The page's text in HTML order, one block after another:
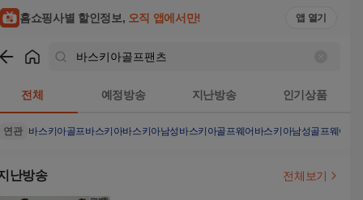
홈쇼핑사별 할인정보, 오직 앱에서만! 앱 열기
전체 예정방송 지난방송 인기상품
연관 바스키아골프바스키아바스키아남성 바스키아골프웨어 바스키아남성골프웨어
난방송 전체보기